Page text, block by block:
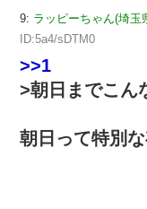
9: ラッピーちゃん(埼玉
ID:5a4/sDTM0
>>1
>朝日までこん
朝日って特別